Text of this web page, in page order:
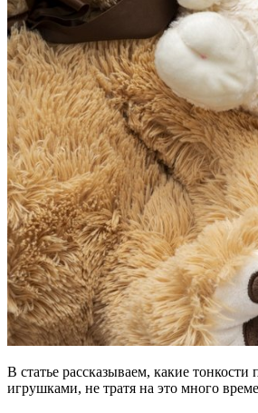
В статье рассказываем, какие
игрушками, не тратя на это много